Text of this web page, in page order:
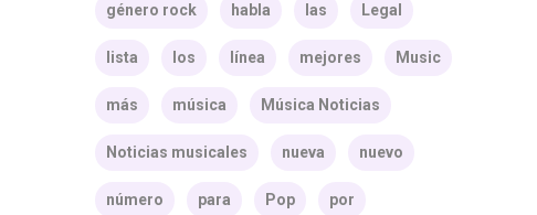
género rock habla las Legal
lista los línea mejores Music
más música Música Noticias
Noticias musicales nueva nuevo
número para Pop por